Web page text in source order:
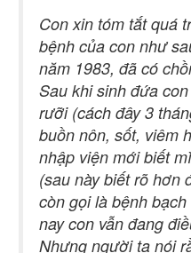
Con xin tóm tắt quá
bệnh của con như
năm 1983, đã có
Sau khi sinh đứa
rưỡi (cách đây 3
buồn nôn, sốt, viêm
nhập viện mới biết
(sau này biết rõ hơn
còn gọi là bệnh
nay con vẫn đang
Nhưng người ta nói